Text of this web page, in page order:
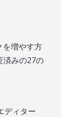
を増やす方
済みの27の
ディター